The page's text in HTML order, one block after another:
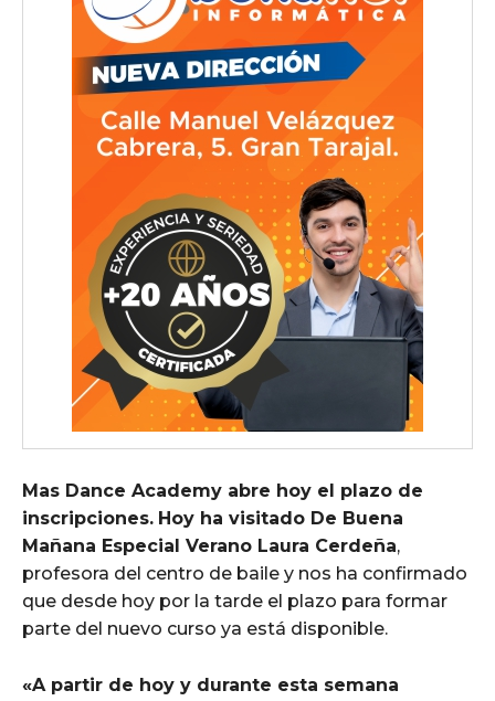
Mas Dance Academy abre hoy el plazo de
inscripciones. Hoy ha visitado De Buena
Mañana Especial Verano Laura Cerdeña,
profesora del centro de baile y nos ha confirmado
que desde hoy por la tarde el plazo para formar
parte del nuevo curso ya está disponible.
«A partir de hoy y durante esta semana